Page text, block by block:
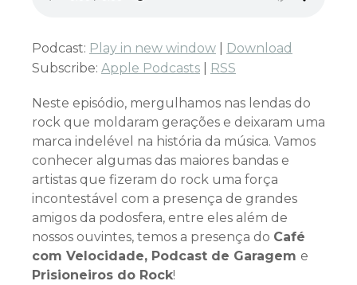
Podcast: Play in new window
Download
Subscribe: Apple Podcasts RSS
Neste episódio, mergulhamos nas lendas do
rock que moldaram gerações e deixaram uma
marca indelével na história da música. Vamos
conhecer algumas das maiores bandas e
artistas que fizeram do rock uma força
incontestável com a presença de grandes
amigos da podosfera, entre eles além de
nossos ouvintes, temos a presença do Café
com Velocidade, Podcast de Garagem e
Prisioneiros do Rock!